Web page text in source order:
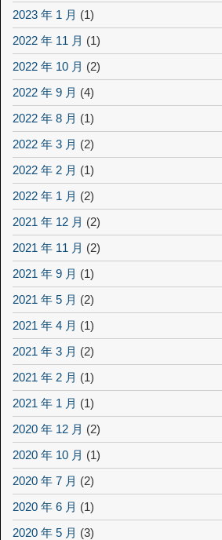
2023 年 1 月 (1)
2022 年 11 月 (1)
2022 年 10 月 (2)
2022 年 9 月 (4)
2022 年 8 月 (1)
2022 年 3 月 (2)
2022 年 2 月 (1)
2022 年 1 月 (2)
2021 年 12 月 (2)
2021 年 11 月 (2)
2021 年 9 月 (1)
2021 年 5 月 (2)
2021 年 4 月 (1)
2021 年 3 月 (2)
2021 年 2 月 (1)
2021 年 1 月 (1)
2020 年 12 月 (2)
2020 年 10 月 (1)
2020 年 7 月 (2)
2020 年 6 月 (1)
2020 年 5 月 (3)